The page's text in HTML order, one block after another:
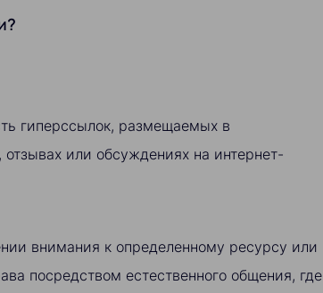
гиперссылок, размещаемых в
отзывах или обсуждениях на интернет-
внимания к определенному ресурсу или
посредством естественного общения, где